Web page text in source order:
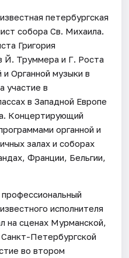
петербургская
собора Св. Михаила.
Григория
Й. Труммера и Г. Роста
Органной музыки в
участие в
в Западной Европе
Концертирующий
органной и
залах и соборах
Франции, Бельгии,
исполнителя
на сценах Мурманской,
Петербургской
во втором